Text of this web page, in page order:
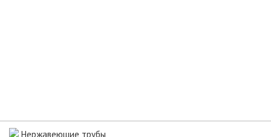
Нержавеющие трубы